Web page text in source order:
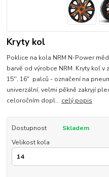
Kryty kol
Poklice na kola NRM N-Power
barvě od výrobce NRM. Kryty kol
15'', 16" palců - označení na
univerzální, velmi pěkně zakryjí
celoročním dopl... celý popis
Dostupnost
Skladem
Velikost kola